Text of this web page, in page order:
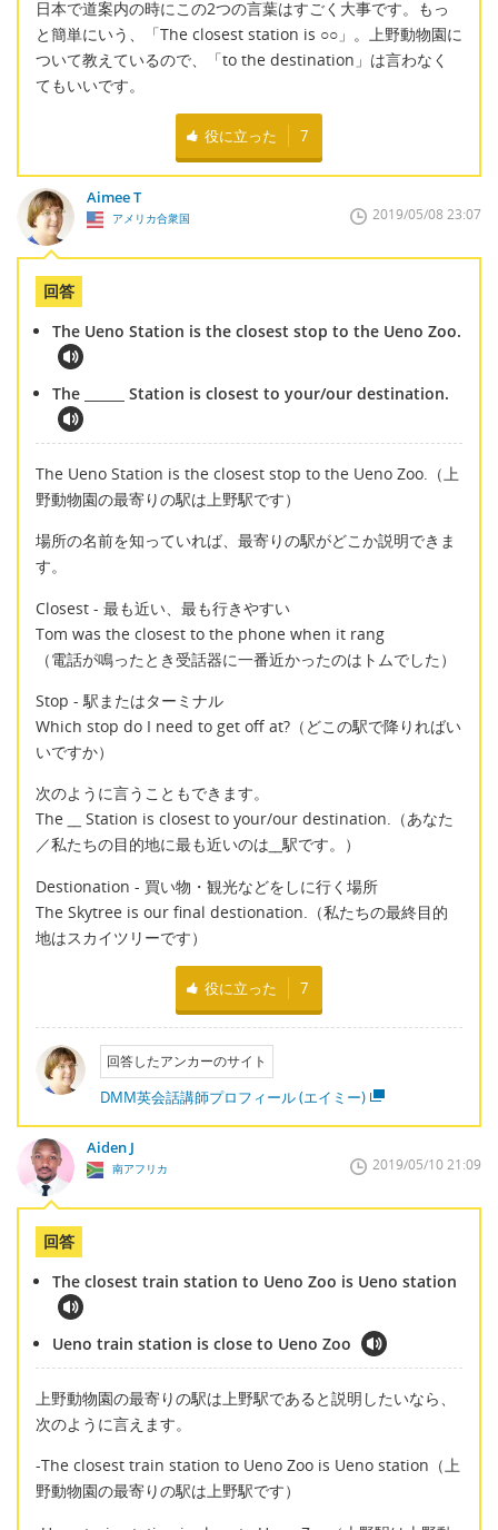
日本で道案内の時にこの2つの言葉はすごく大事です。もっ
と簡単にいう、「The closest station is ○○」。上野動物園に
ついて教えているので、「to the destination」は言わなく
てもいいです。
役に立った 7
Aimee T
アメリカ合衆国 2019/05/08 23:07
回答
The Ueno Station is the closest stop to the Ueno Zoo.
The ______ Station is closest to your/our destination.
The Ueno Station is the closest stop to the Ueno Zoo.（上
野動物園の最寄りの駅は上野駅です）
場所の名前を知っていれば、最寄りの駅がどこか説明できま
す。
Closest - 最も近い、最も行きやすい
Tom was the closest to the phone when it rang
（電話が鳴ったとき受話器に一番近かったのはトムでした）
Stop - 駅またはターミナル
Which stop do I need to get off at?（どこの駅で降りればい
いですか）
次のように言うこともできます。
The
Station is closest to your/our destination.（あなた
／私たちの目的地に最も近いのは __駅です。）
Destionation - 買い物・観光などをしに行く場所
The Skytree is our final destionation.（私たちの最終目的
地はスカイツリーです）
役に立った 7
回答したアンカーのサイト
DMM英会話講師プロフィール (エイミー)
Aiden J
南アフリカ 2019/05/10 21:09
回答
The closest train station to Ueno Zoo is Ueno station
Ueno train station is close to Ueno Zoo
上野動物園の最寄りの駅は上野駅であると説明したいなら、
次のように言えます。
-The closest train station to Ueno Zoo is Ueno station（上
野動物園の最寄りの駅は上野駅です）